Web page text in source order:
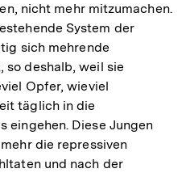
nicht mehr mitzumachen.
System der
sich mehrende
so deshalb, weil sie
Opfer, wieviel
täglich in die
eingehen. Diese Jungen
die repressiven
und nach der